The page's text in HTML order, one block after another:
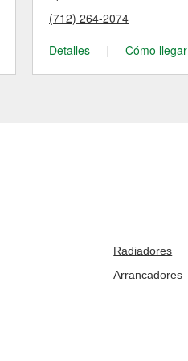
(712) 264-2074
Detalles
| Cómo llegar
Radiadores
Arrancadores